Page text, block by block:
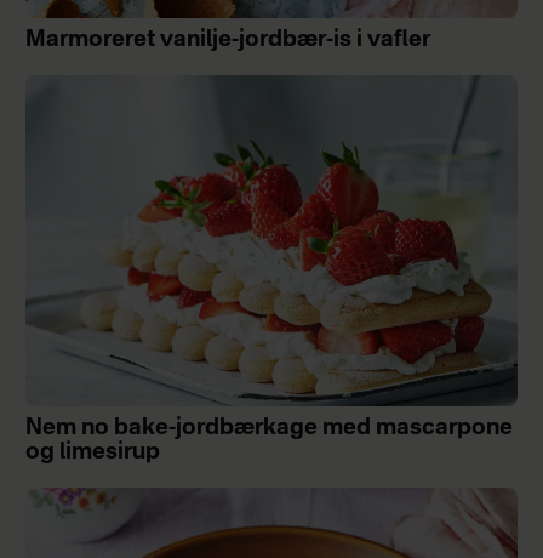
Marmoreret vanilje-jordbær-is i vafler
Nem no bake-jordbærkage med mascarpone
og limesirup